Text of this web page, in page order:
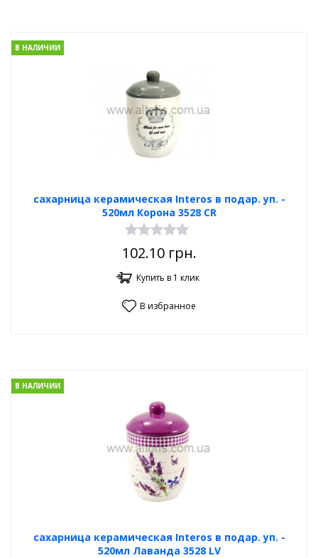
сахарница керамическая Interos в подар. уп. -
520мл Корона 3528 CR
В НАЛИЧИИ
102.10грн.
Купить в 1 клик
В избранное
сахарница керамическая Interos в подар. уп. -
520мл Лаванда 3528 LV
В НАЛИЧИИ